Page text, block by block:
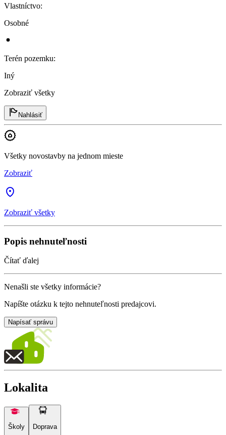
Vlastníctvo:
Osobné
Terén pozemku:
Iný
Zobraziť všetky
Nahlásiť
Všetky novostavby na jednom mieste
Zobraziť
Zobraziť všetky
Popis nehnuteľnosti
Čítať ďalej
Nenašli ste všetky informácie?
Napíšte otázku k tejto nehnuteľnosti predajcovi.
Napísať správu
Lokalita
Školy Doprava